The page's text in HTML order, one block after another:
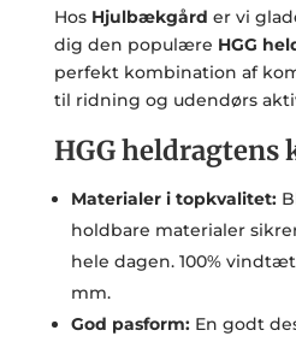
Hos Hjulbækgård er vi
dig den populære HGG
perfekt kombination af
til ridning og udendørs
HGG heldragtens
Materialer i topkvalitet:
holdbare materialer
hele dagen. 100%
mm.
God pasform:En godt